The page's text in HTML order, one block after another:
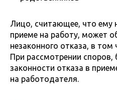
Лицо, считающее, что ему
приеме на работу, может
незаконного отказа, в том
При рассмотрении
законности отказа в
на работодателя.